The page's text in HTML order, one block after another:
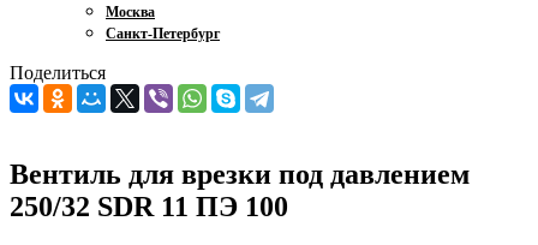
Москва
Санкт-Петербург
Поделиться
Вентиль для врезки под давлением
250/32 SDR 11 ПЭ 100